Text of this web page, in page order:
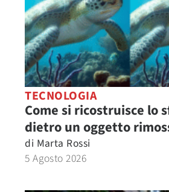
TECNOLOGIA
Come si ricostruisce lo
dietro un oggetto
di Marta Rossi
5 Agosto 2026